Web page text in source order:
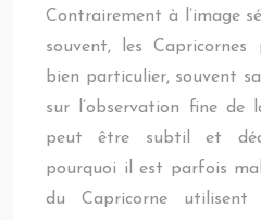
Contrairement à l’image
souvent, les
bien particulier, souvent
sur l’observation fine de
peut être subtil et
pourquoi il est parfois
du Capricorne utilisent